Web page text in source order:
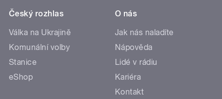
Český rozhlas
Válka na Ukrajině
Komunální volby
Stanice
eShop
O nás
Jak nás naladíte
Nápověda
Lidé v rádiu
Kariéra
Kontakt